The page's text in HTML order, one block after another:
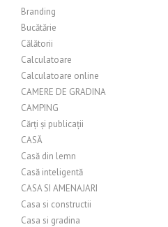
Branding
Bucătărie
Călătorii
Calculatoare
Calculatoare online
CAMERE DE GRADINA
CAMPING
Cărți și publicații
CASĂ
Casă din lemn
Casă inteligentă
CASA SI AMENAJARI
Casa si constructii
Casa si gradina